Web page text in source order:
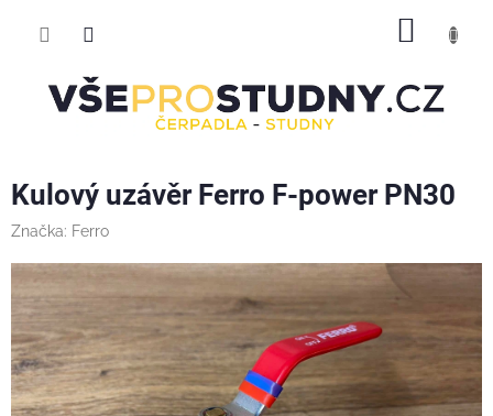
Kulový uzávěr Ferro F-power PN30
Značka: Ferro